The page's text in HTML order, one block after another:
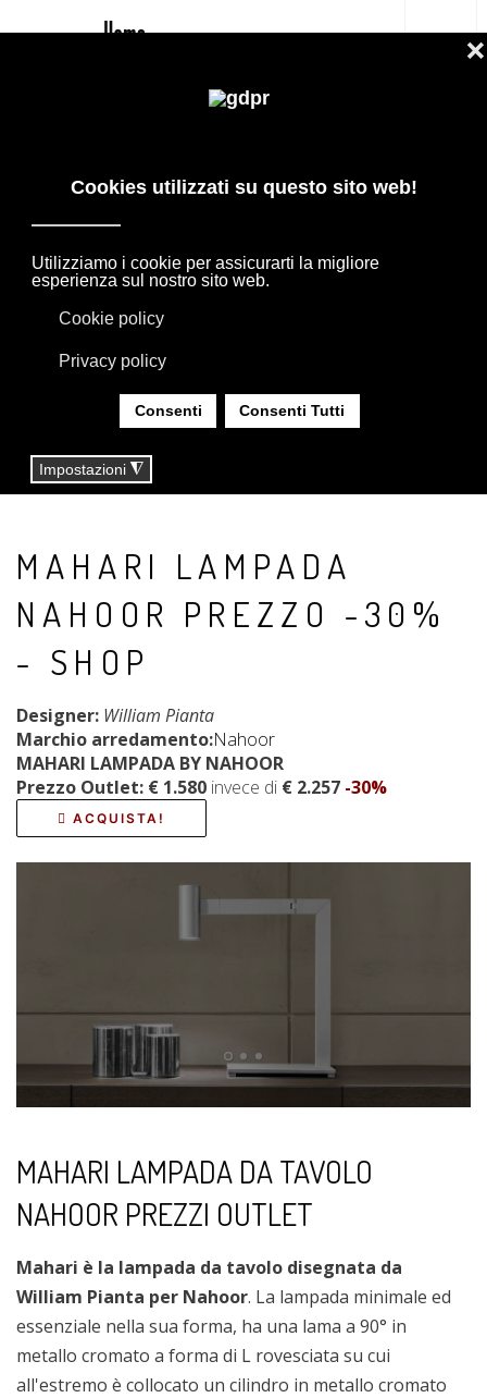
-30% - SHOP
FLEXFORM, MOOOI. BIANCHERIA, TAPPETI E
LIMONTA. ILLUMINAZIONE DAVIDE GROPPI
OLUCE.
SEI QUI: HOME | | ILLUMINAZIONE
MAHARI LAMPADA
NAHOOR PREZZO -30%
- SHOP
Designer: William Pianta
Marchio arredamento:Nahoor
MAHARI LAMPADA BY NAHOOR
Prezzo Outlet: € 1.580 invece di € 2.257 -30%
ACQUISTA!
MAHARI LAMPADA DA TAVOLO
NAHOOR PREZZI OUTLET
Mahari è la lampada da tavolo disegnata da
William Pianta per Nahoor. La lampada minimale ed
essenziale nella sua forma, ha una lama a 90° in
metallo cromato a forma di L rovesciata su cui
all'estremo è collocato un cilindro in metallo cromato